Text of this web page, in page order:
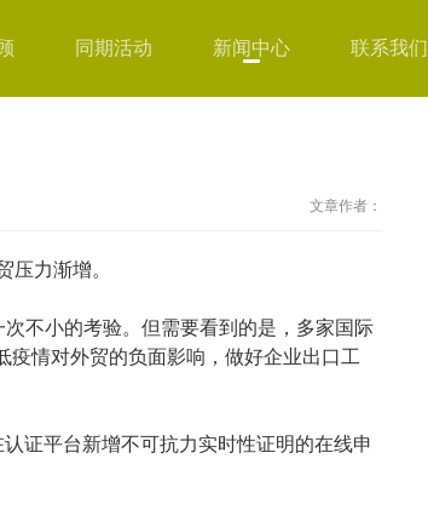
同期活动 新闻中心 联系我们
文章作者：
力渐增。
不小的考验。但需要看到的是，多家国际
疫情对外贸的负面影响，做好企业出口工
证平台新增不可抗力实时性证明的在线申